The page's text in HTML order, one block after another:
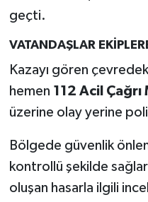
geçti.
VATANDAŞLAR
Kazayı gören
hemen 112 Acil
üzerine olay yerine
Bölgede güvenlik
kontrollü şekilde
oluşan hasarla ilgili